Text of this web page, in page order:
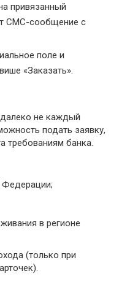
привязанный
СМС-сообщение с
поле и
«Заказать».
не каждый
подать заявку,
требованиям банка.
Федерации;
в регионе
(только при